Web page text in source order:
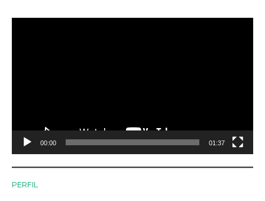
d
c
t
00:00 01:37
PERFIL